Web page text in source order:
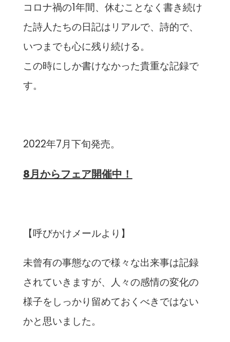
コロナ禍の1年間、休むことなく書き続け
た詩人たちの日記はリアルで、詩的で、
いつまでも心に残り続ける。
この時にしか書けなかった貴重な記録で
す。
2022年7月下旬発売。
8月からフェア開催中！
【呼びかけメールより】
未曾有の事態なので様々な出来事は記録
されていきますが、人々の感情の変化の
様子をしっかり留めておくべきではない
かと思いました。